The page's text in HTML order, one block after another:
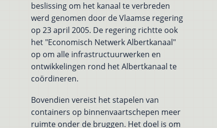
beslissing om het kanaal te verbreden
werd genomen door de Vlaamse regering
op 23 april 2005. De regering richtte ook
het "Economisch Netwerk Albertkanaal"
op om alle infrastructuurwerken en
ontwikkelingen rond het Albertkanaal te
coördineren.
Bovendien vereist het stapelen van
containers op binnenvaartschepen meer
ruimte onder de bruggen. Het doel is om